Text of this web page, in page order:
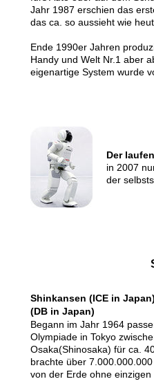
Jahr 1987 erschien das
das ca. so aussieht wie
Ende 1990er Jahren
Handy und Welt Nr.1 aber
eigenartige System wurde
Der
in 2007
der
Shinkansen (ICE in
(DB in Japan)
Begann im Jahr 1964
Olympiade in Tokyo
Osaka(Shinosaka) für ca.
brachte über
von der Erde ohne